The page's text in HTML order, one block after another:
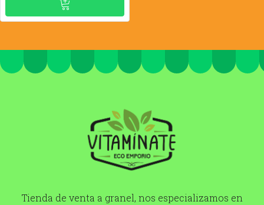
Tienda de venta a granel, nos especializamos en